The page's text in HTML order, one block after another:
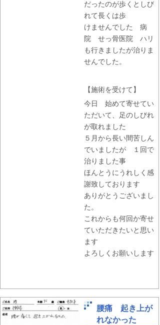
だったのが歩くとしび
れて長くは歩
けませんでした 病
院 せっ骨医院 ハリ
も行きましたが治りま
せんでした。
【施術を受けて】
今日 始めて寄せてい
ただいて、足のしびれ
が取れました
５月から長い間苦しん
でいましたが １回で
治りました事
ほんとうにうれしく感
謝致しております
ありがとうございまし
た。
これからも何回か寄せ
ていただきたいと思い
ます
よろしくお願いします
腰痛 起き上が
れなかった